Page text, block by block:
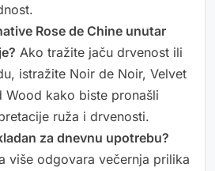
Rose de Chine unutar
Ako tražite jaču drvenost ili
istražite Noir de Noir, Velvet
Wood kako biste pronašli
ruža i drvenosti.
za dnevnu upotrebu?
više odgovara večernja prilika